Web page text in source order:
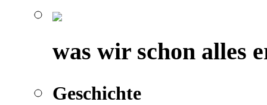
was wir schon alles
Geschichte